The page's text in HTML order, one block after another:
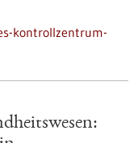
kontrollzentrum-